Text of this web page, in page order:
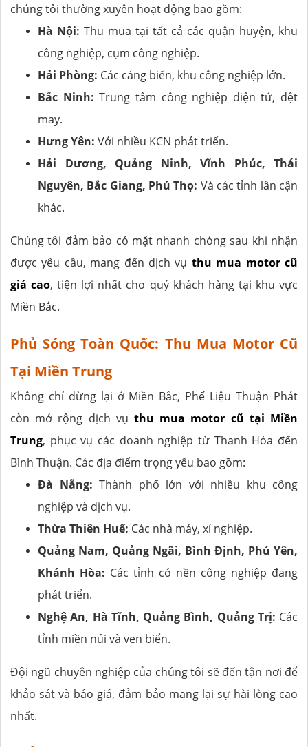
chúng tôi thường xuyên hoạt động bao gồm:
Hà Nội: Thu mua tại tất cả các quận huyện, khu
công nghiệp, cụm công nghiệp.
Hải Phòng: Các cảng biển, khu công nghiệp lớn.
Bắc Ninh: Trung tâm công nghiệp điện tử, dệt
may.
Hưng Yên: Với nhiều KCN phát triển.
Hải Dương, Quảng Ninh, Vĩnh Phúc, Thái
Nguyên, Bắc Giang, Phú Thọ: Và các tỉnh lân cận
khác.
Chúng tôi đảm bảo có mặt nhanh chóng sau khi nhận
được yêu cầu, mang đến dịch vụ thu mua motor cũ
giá cao, tiện lợi nhất cho quý khách hàng tại khu vực
Miền Bắc.
Phủ Sóng Toàn Quốc: Thu Mua Motor Cũ
Tại Miền Trung
Không chỉ dừng lại ở Miền Bắc, Phế Liệu Thuận Phát
còn mở rộng dịch vụ thu mua motor cũ tại Miền
Trung, phục vụ các doanh nghiệp từ Thanh Hóa đến
Bình Thuận. Các địa điểm trọng yếu bao gồm:
Đà Nẵng: Thành phố lớn với nhiều khu công
nghiệp và dịch vụ.
Thừa Thiên Huế: Các nhà máy, xí nghiệp.
Quảng Nam, Quảng Ngãi, Bình Định, Phú Yên,
Khánh Hòa: Các tỉnh có nền công nghiệp đang
phát triển.
Nghệ An, Hà Tĩnh, Quảng Bình, Quảng Trị: Các
tỉnh miền núi và ven biển.
Đội ngũ chuyên nghiệp của chúng tôi sẽ đến tận nơi để
khảo sát và báo giá, đảm bảo mang lại sự hài lòng cao
nhất.